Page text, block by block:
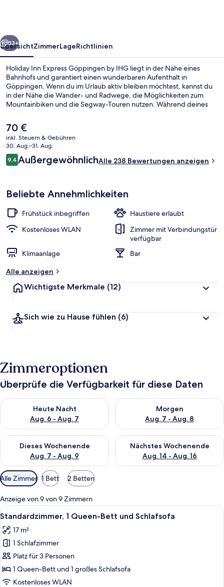
Weiter
53+
ÜbersichtZimmerLageRichtlinien
Holiday Inn Express Göppingen by IHG liegt in der Nähe eines
Bahnhofs und garantiert einen wunderbaren Aufenthalt in
Göppingen. Wenn du im Urlaub aktiv bleiben möchtest, kannst du
in der Nähe die Wander- und Radwege, die Möglichkeiten zum
Mountainbiken und die Segway-Touren nutzen. Während deines
11:00 Uhr wird ein im Preis inbegriffenes Frühstücksbuffet serviert.
Eine Bar/Lounge und eine Snackbar gehören ebenfalls zum
Angebot. Andere Reisende haben viel Gutes über das hilfsbereite
Personal zu berichten.
Der
aktuelle
Preis
beträgt
70 €.
70 €
inkl. Steuern & Gebühren
30. Aug.–31. Aug.
Bewertungen
9,49,4 von 10.
AußergewöhnlichAlle 238 Bewertungen anzeigen
Beliebte Annehmlichkeiten
Frühstück inbegriffen
Haustiere erlaubt
Kostenloses WLAN
Zimmer mit Verbindungstür
verfügbar
Klimaanlage
Bar
Alle anzeigen
Wichtigste Merkmale (12)
Sich wie zu Hause fühlen (6)
Zimmeroptionen
Überprüfe die Verfügbarkeit für diese Daten
Heute Nacht
Aug. 6 - Aug. 7
Überprüfe die Verfügbarkeit für heute Nacht, Aug. 6 - Aug. 7.
Morgen
Aug. 7 - Aug. 8
Überprüfe die Verfügbarkeit
Dieses Wochenende
Aug. 7 - Aug. 9
Überprüfe die Verfügbarkeit für dieses Wochenende, Aug. 7
Nächstes Wochenende
Aug. 14 - Aug. 16
Überprüfe die Verfügbarkeit
Verfügbare
Filter
für
Zimmer
Alle Zimmer 1 Bett 2 Betten
Anzeige von 9 von 9 Zimmern
Alle
Fotos
für
Standardzimmer,
1 Queen-
Bett
und
Ein Hotelzimmer mit zwei Betten,
10
Standardzimmer, 1 Queen-Bett und Schlafsofa
17 m²
1 Schlafzimmer
Platz für 3 Personen
1 Queen-Bett und 1 großes Schlafsofa
Kostenloses WLAN